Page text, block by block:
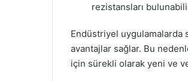
rezistansları
Endüstriyel uygulamalarda
avantajlar sağlar. Bu
için sürekli olarak yeni ve